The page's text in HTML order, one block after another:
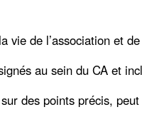
vie de l’association et de
au sein du CA et
des points précis,